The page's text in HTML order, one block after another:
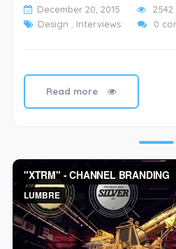
December 20, 2015
2542
Design , Interviews 0
Read more